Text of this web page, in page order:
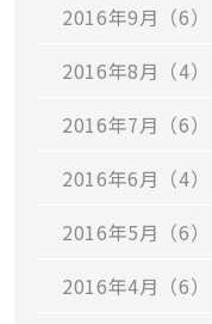
2016年9月（6）
2016年8月（4）
2016年7月（6）
2016年6月（4）
2016年5月（6）
2016年4月（6）